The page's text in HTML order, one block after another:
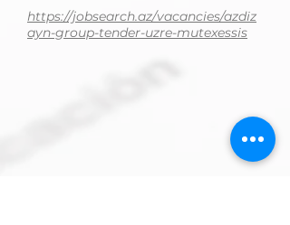
https://jobsearch.az/vacancies/azdiz
ayn-group-tender-uzre-mutexessis